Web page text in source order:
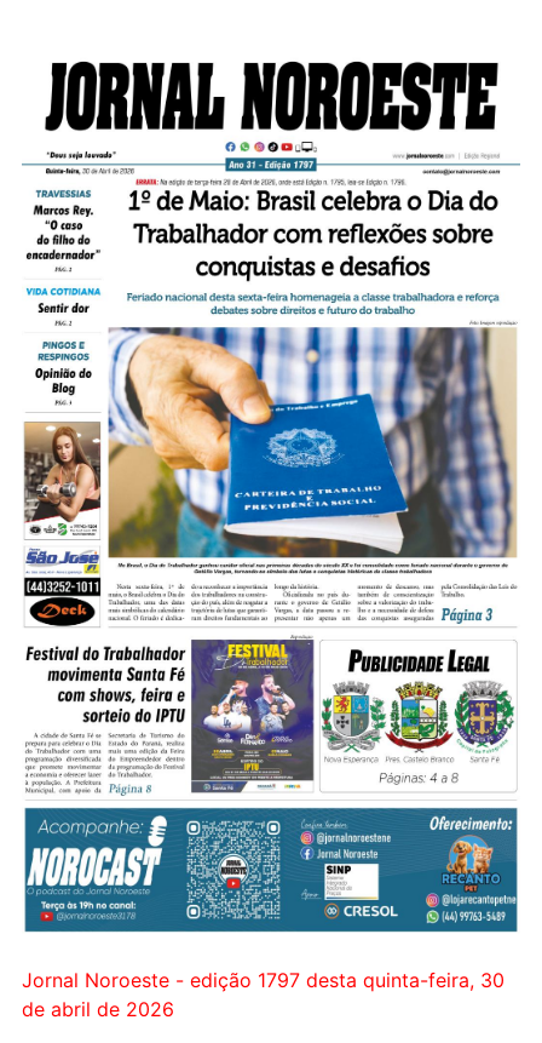
Jornal Noroeste - edição 1797 desta quinta-feira, 30
de abril de 2026